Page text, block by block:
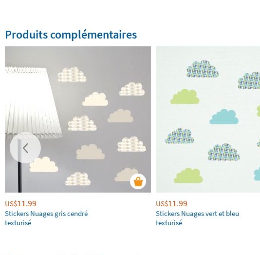
Produits complémentaires
US$11.99
Stickers Nuages gris cendré
texturisé
US$11.99
Stickers Nuages vert et bleu
texturisé